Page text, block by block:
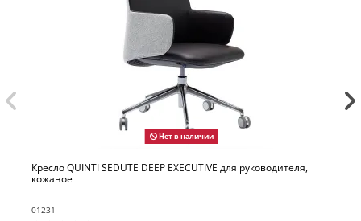
для руководителя, Кресло QUINTI SEDUTE DEEP для